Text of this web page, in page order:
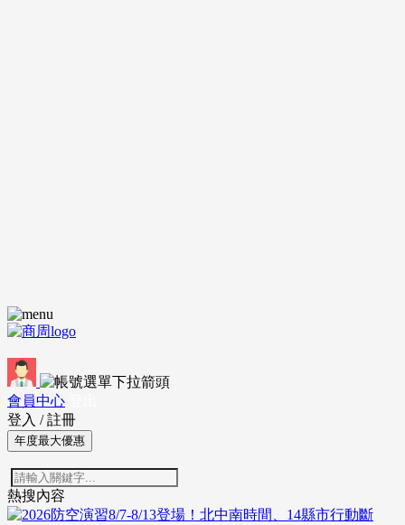
會員中心
登入 / 註冊
年度最大優惠
熱搜內容